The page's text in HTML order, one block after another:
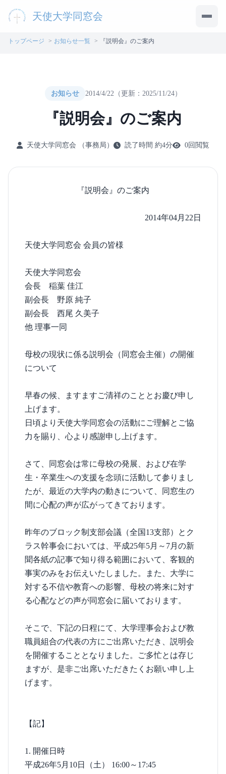
天使大学同窓会
トップページ お知らせ一覧 『説明会』のご案内
お知らせ 2014/4/22（更新：2025/11/24）
『説明会』のご案内
天使大学同窓会 （事務局） 読了時間 約4分 0回閲覧
『説明会』のご案内
2014年04月22日
天使大学同窓会 会員の皆様
天使大学同窓会
会長 稲葉 佳江
副会長 野原 純子
副会長 西尾 久美子
他 理事一同
母校の現状に係る説明会（同窓会主催）の開催
について
早春の候、ますますご清祥のこととお慶び申し
上げます。
日頃より天使大学同窓会の活動にご理解とご協
力を賜り、心より感謝申し上げます。
さて、同窓会は常に母校の発展、および在学
生・卒業生への支援を念頭に活動して参りまし
たが、最近の大学内の動きについて、同窓生の
間に心配の声が広がってきております。
昨年のブロック制支部会議（全国13支部）とク
ラス幹事会においては、平成25年5月～7月の新
聞各紙の記事で知り得る範囲において、客観的
事実のみをお伝えいたしました。また、大学に
対する不信や教育への影響、母校の将来に対す
る心配などの声が同窓会に届いております。
そこで、下記の日程にて、大学理事会および教
職員組合の代表の方にご出席いただき、説明会
を開催することとなりました。ご多忙とは存じ
ますが、是非ご出席いただきたくお願い申し上
げます。
【記】
1. 開催日時
平成26年5月10日（土） 16:00～17:45